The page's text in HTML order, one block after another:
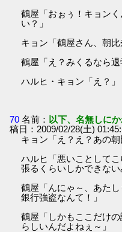
鶴屋「おぉぅ！キョン
い？」
キョン「鶴屋さん、朝比
鶴屋「え？みくるなら退
ハルヒ・キョン「え？」
70 名前： 以下、名無しに
稿日：2009/02/28(土)
キョン「え？え？あの朝
ハルヒ「悪いことして
張るくらいしかできない
鶴屋「んにゃ～、あた
銀行強盗なんて！」
鶴屋「しかもここだけ
らしいんだよねぇ～」